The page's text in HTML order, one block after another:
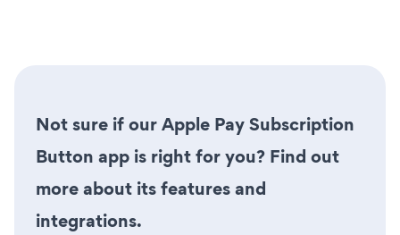
Not sure if our Apple Pay Subscription
Button app is right for you? Find out
more about its features and
integrations.